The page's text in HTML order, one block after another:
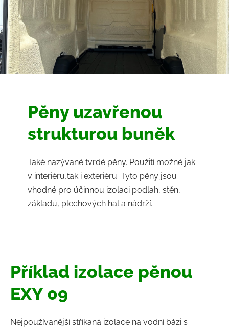
Pěny uzavřenou
strukturou buněk
Také nazývané tvrdé pěny. Použití možné jak
v interiéru,tak i exteriéru. Tyto pěny jsou
vhodné pro účinnou izolaci podlah, stěn,
základů, plechových hal a nádrží.
Příklad izolace pěnou
EXY 09
Nejpoužívanější stříkaná izolace na vodní bázi s